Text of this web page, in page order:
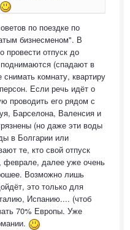
по поездке по
бизнесменом". В
отпуск до
(спадают в
комнату, квартиру
Если речь идёт о
проводить его рядом с
Барселона, Валенсия и
(но даже эти воды
в Болгарии или
те, кто свой отпуск
феврале, далее уже очень
Возможно лишь
это только для
Испанию.... (чтоб
70% Европы. Уже